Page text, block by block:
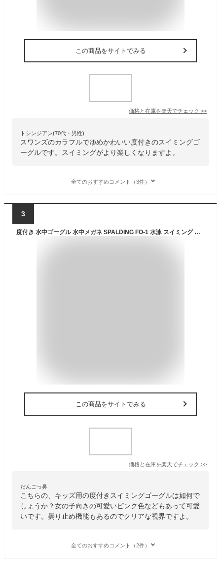
この商品をサイトでみる
価格と在庫を楽天でチェック >>
トシンジアン(70代・男性)
スワンズのカラフルでゆめかわいい度付きのスイミングゴ
ーグルです。スイミングがより楽しくなりますよ。
全てのおすすめコメント（3件）
3
度付き 水中ゴーグル 水中メガネ SPALDING FO-1 水泳 スイミング スポーツ 度入り 度あり 眼鏡 ゴーグル 子供 キッズ ジュニア メンズ レディース 男性 女性 プール 学校 海 海水浴 紫外線カット UVカット くもり止め
この商品をサイトでみる
価格と在庫を楽天でチェック >>
だんごっ鼻
こちらの、キッズ用の度付きスイミングゴーグルは如何で
しょうか？女の子向きの可愛いピンク色などもあって可愛
いです。曇り止め機能もあるのでクリアな視界ですよ。
全てのおすすめコメント（2件）